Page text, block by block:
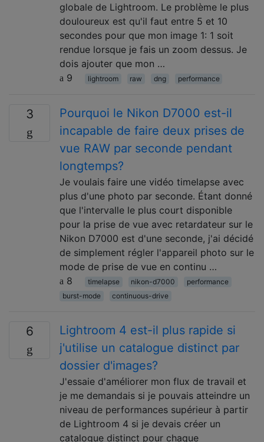
globale de Lightroom. Le problème le plus
douloureux est qu'il faut entre 5 et 10
secondes pour que mon image 1: 1 soit
rendue lorsque je fais un zoom dessus. Je
dois ajouter que mon …
9
lightroom raw dng performance
3
Pourquoi le Nikon D7000 est-il
incapable de faire deux prises de
vue RAW par seconde pendant
longtemps?
Je voulais faire une vidéo timelapse avec
plus d'une photo par seconde. Étant donné
que l'intervalle le plus court disponible
pour la prise de vue avec retardateur sur le
Nikon D7000 est d'une seconde, j'ai décidé
de simplement régler l'appareil photo sur le
mode de prise de vue en continu …
8
timelapse nikon-d7000
performance
burst-mode
continuous-drive
6
Lightroom 4 est-il plus rapide si
j'utilise un catalogue distinct par
dossier d'images?
J'essaie d'améliorer mon flux de travail et
je me demandais si je pouvais atteindre un
niveau de performances supérieur à partir
de Lightroom 4 si je devais créer un
catalogue distinct pour chaque